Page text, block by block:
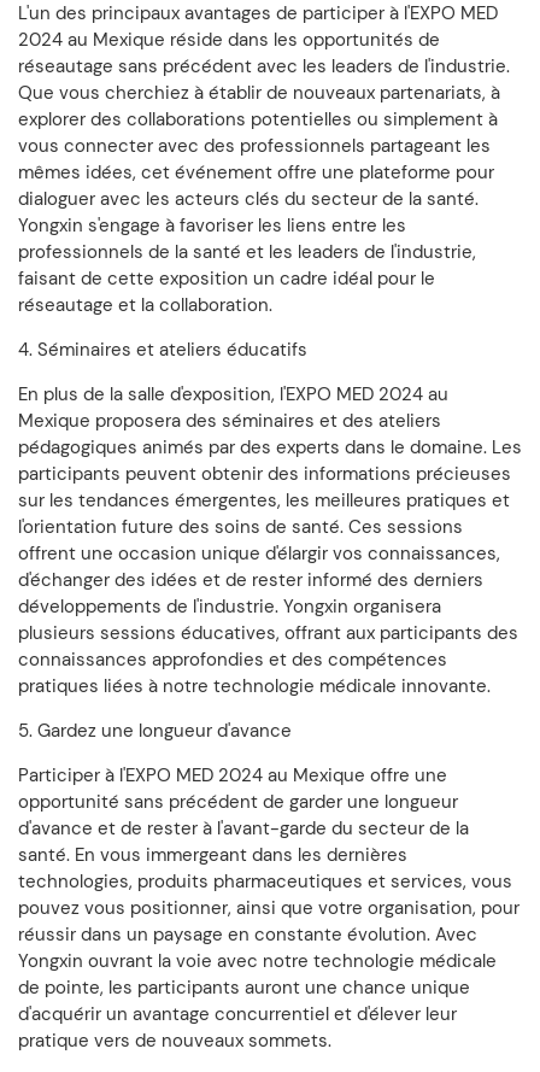
L'un des principaux avantages de participer à l'EXPO MED
2024 au Mexique réside dans les opportunités de
réseautage sans précédent avec les leaders de l'industrie.
Que vous cherchiez à établir de nouveaux partenariats, à
explorer des collaborations potentielles ou simplement à
vous connecter avec des professionnels partageant les
mêmes idées, cet événement offre une plateforme pour
dialoguer avec les acteurs clés du secteur de la santé.
Yongxin s'engage à favoriser les liens entre les
professionnels de la santé et les leaders de l'industrie,
faisant de cette exposition un cadre idéal pour le
réseautage et la collaboration.
4. Séminaires et ateliers éducatifs
En plus de la salle d'exposition, l'EXPO MED 2024 au
Mexique proposera des séminaires et des ateliers
pédagogiques animés par des experts dans le domaine. Les
participants peuvent obtenir des informations précieuses
sur les tendances émergentes, les meilleures pratiques et
l'orientation future des soins de santé. Ces sessions
offrent une occasion unique d'élargir vos connaissances,
d'échanger des idées et de rester informé des derniers
développements de l'industrie. Yongxin organisera
plusieurs sessions éducatives, offrant aux participants des
connaissances approfondies et des compétences
pratiques liées à notre technologie médicale innovante.
5. Gardez une longueur d'avance
Participer à l'EXPO MED 2024 au Mexique offre une
opportunité sans précédent de garder une longueur
d'avance et de rester à l'avant-garde du secteur de la
santé. En vous immergeant dans les dernières
technologies, produits pharmaceutiques et services, vous
pouvez vous positionner, ainsi que votre organisation, pour
réussir dans un paysage en constante évolution. Avec
Yongxin ouvrant la voie avec notre technologie médicale
de pointe, les participants auront une chance unique
d'acquérir un avantage concurrentiel et d'élever leur
pratique vers de nouveaux sommets.